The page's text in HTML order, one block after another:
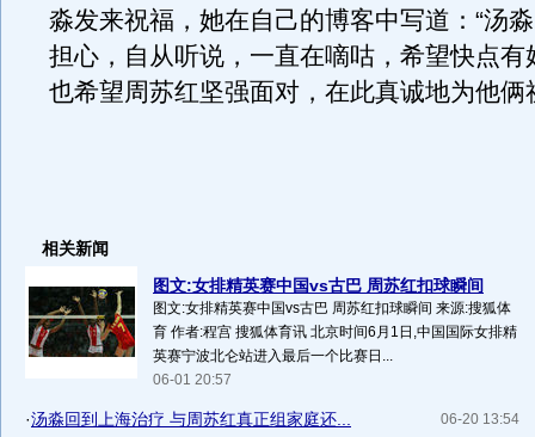
淼发来祝福，她在自己的博客中写道：“汤
担心，自从听说，一直在嘀咕，希望快点有
也希望周苏红坚强面对，在此真诚地为他俩
相关新闻
图文:女排精英赛中国vs古巴 周苏红扣球瞬间
图文:女排精英赛中国vs古巴 周苏红扣球瞬间 来源:搜狐体
育 作者:程宫 搜狐体育讯 北京时间6月1日,中国国际女排精
英赛宁波北仑站进入最后一个比赛日...
06-01 20:57
06-20 13:54
·汤淼回到上海治疗 与周苏红真正组家庭还...